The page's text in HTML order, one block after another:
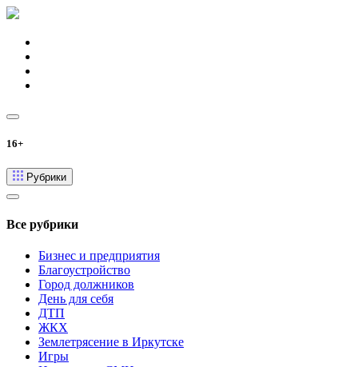
16+
Рубрики
Все рубрики
Бизнес и предприятия
Благоустройство
Город должников
День для себя
ДТП
ЖКХ
Землетрясение в Иркутске
Игры